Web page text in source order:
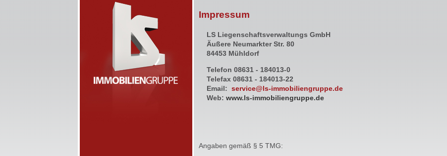
Impressum
LS Liegenschaftsverwaltungs GmbH
Äußere Neumarkter Str. 80
84453 Mühldorf
Telefon 08631 - 184013-0
Telefax 08631 - 184013-22
Email: service@ls-immobiliengruppe.de
Web: www.ls-immobiliengruppe.de
Angaben gemäß § 5 TMG: